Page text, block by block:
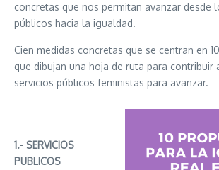
concretas que nos permitan avanzar desde
públicos hacia la igualdad.
Cien medidas concretas que se centran en
que dibujan una hoja de ruta para contribuir
servicios públicos feministas para avanzar.
1.- SERVICIOS
PUBLICOS